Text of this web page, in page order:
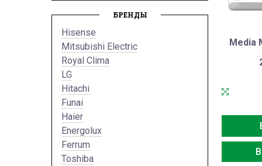
Media
БРЕНДЫ
Hisense
Mitsubishi Electric
Royal Clima
LG
Hitachi
Funai
Haier
Energolux
Ferrum
Toshiba